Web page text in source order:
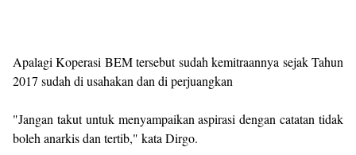
Apalagi Koperasi BEM tersebut sudah kemitraannya sejak Tahun
2017 sudah di usahakan dan di perjuangkan
"Jangan takut untuk menyampaikan aspirasi dengan catatan tidak
boleh anarkis dan tertib," kata Dirgo.